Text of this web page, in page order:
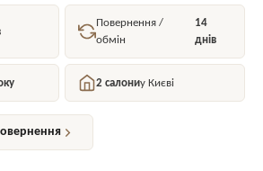
Повернення /
обмін
14
днів
2 салониу Києві